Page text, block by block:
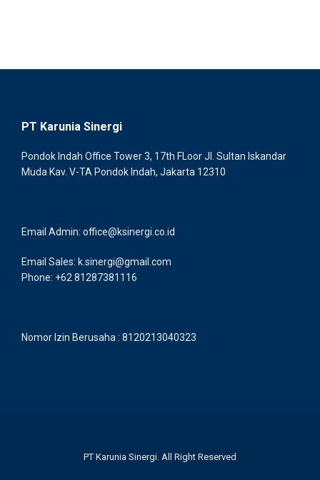
PT Karunia Sinergi
Pondok Indah Office Tower 3, 17th FLoor Jl. Sultan Iskandar
Muda Kav. V-TA Pondok Indah, Jakarta 12310
Email Admin: office@ksinergi.co.id
Email Sales: k.sinergi@gmail.com
Phone: +62 81287381116
Nomor Izin Berusaha : 8120213040323
PT Karunia Sinergi. All Right Reserved